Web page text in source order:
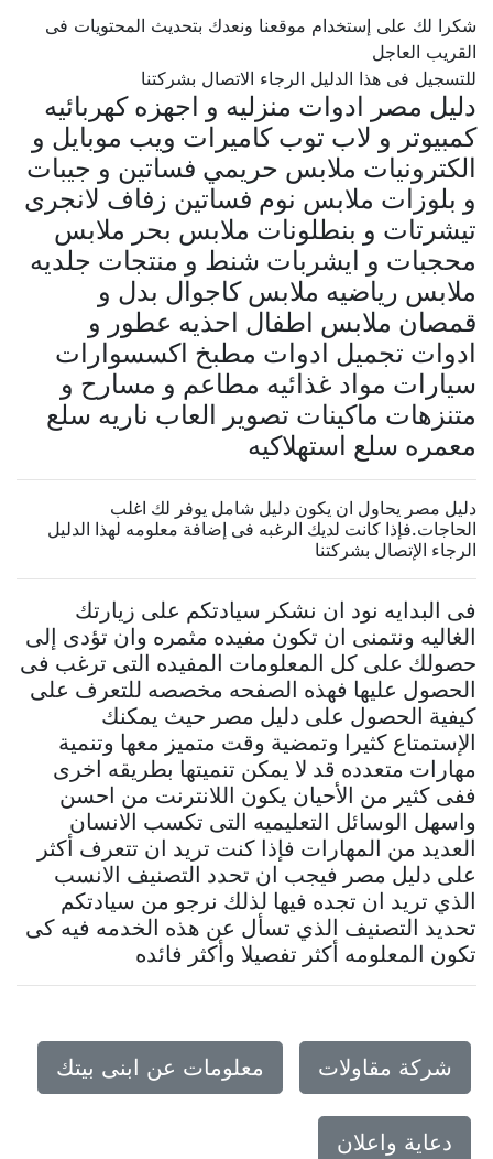
شكرا لك على إستخدام موقعنا ونعدك بتحديث المحتويات فى
القريب العاجل
للتسجيل فى هذا الدليل الرجاء الاتصال بشركتنا
دليل مصر ادوات منزليه و اجهزه كهربائيه
كمبيوتر و لاب توب كاميرات ويب موبايل و
الكترونيات ملابس حريمي فساتين و جيبات
و بلوزات ملابس نوم فساتين زفاف لانجرى
تيشرتات و بنطلونات ملابس بحر ملابس
محجبات و ايشربات شنط و منتجات جلديه
ملابس رياضيه ملابس كاجوال بدل و
قمصان ملابس اطفال احذيه عطور و
ادوات تجميل ادوات مطبخ اكسسوارات
سيارات مواد غذائيه مطاعم و مسارح و
متنزهات ماكينات تصوير العاب ناريه سلع
معمره سلع استهلاكيه
دليل مصر يحاول ان يكون دليل شامل يوفر لك اغلب
الحاجات.فإذا كانت لديك الرغبه فى إضافة معلومه لهذا الدليل
الرجاء الإتصال بشركتنا
فى البدايه نود ان نشكر سيادتكم على زيارتك
الغاليه ونتمنى ان تكون مفيده مثمره وان تؤدى إلى
حصولك على كل المعلومات المفيده التى ترغب فى
الحصول عليها فهذه الصفحه مخصصه للتعرف على
كيفية الحصول على دليل مصر حيث يمكنك
الإستمتاع كثيرا وتمضية وقت متميز معها وتنمية
مهارات متعدده قد لا يمكن تنميتها بطريقه اخرى
ففى كثير من الأحيان يكون اللانترنت من احسن
واسهل الوسائل التعليميه التى تكسب الانسان
العديد من المهارات فإذا كنت تريد ان تتعرف أكثر
على دليل مصر فيجب ان تحدد التصنيف الانسب
الذي تريد ان تجده فيها لذلك نرجو من سيادتكم
تحديد التصنيف الذي تسأل عن هذه الخدمه فيه كى
تكون المعلومه أكثر تفصيلا وأكثر فائده
شركة مقاولات معلومات عن ابنى بيتك
دعاية واعلان